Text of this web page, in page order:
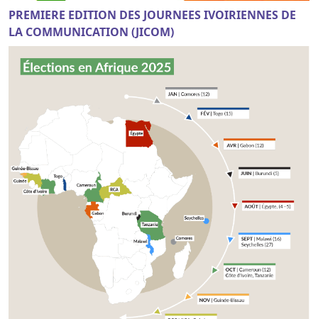
PREMIERE EDITION DES JOURNEES IVOIRIENNES DE
LA COMMUNICATION (JICOM)